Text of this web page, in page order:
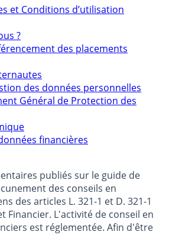
et Conditions d’utilisation
?
des placements
des données personnelles
Général de Protection des
financières
publiés sur le guide de
des conseils en
des articles L. 321-1 et D. 321-1
Financier. L'activité de conseil en
est réglementée. Afin d'être